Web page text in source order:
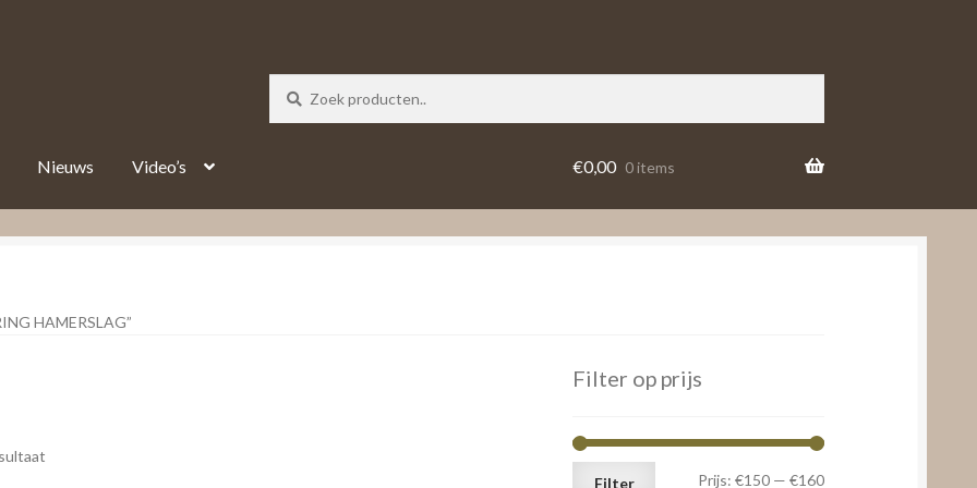
Nieuws Video’s €0,00 0 items
HAMERSLAG”
Filter op prijs
Min.
Max.
Filter Prijs: €150— €160